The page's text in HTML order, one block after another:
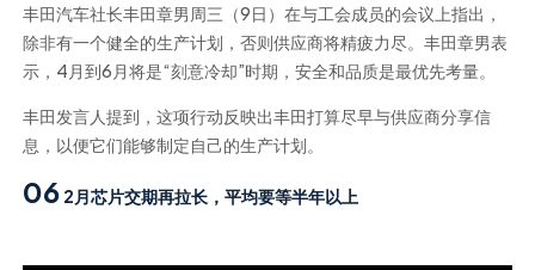
丰田汽车社长丰田章男周三（9日）在与工会成员的会议上指出，
除非有一个健全的生产计划，否则供应商将精疲力尽。丰田章男表
示 ，4月到6月将是“刻意冷却”时期，安全和品质是最优先考量。
丰田发言人提到，这项行动反映出丰田打算尽早与供应商分享信
息，以便它们能够制定自己的生产计划。
06 2月芯片交期再拉长，平均要等半年以上